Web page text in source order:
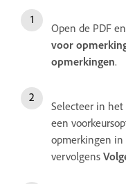
Open de PDF
voor
opmerkingen.
Selecteer in
een
opmerkingen in
vervolgens